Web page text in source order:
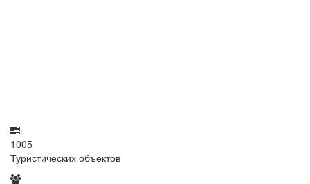
1005
Туристических объектов